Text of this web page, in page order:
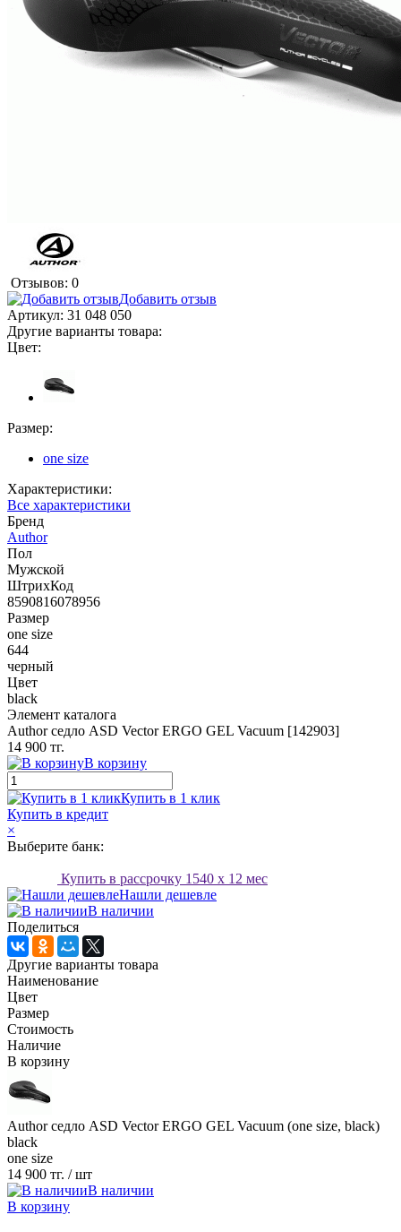
Отзывов: 0
Добавить отзыв
Артикул: 31 048 050
Другие варианты товара:
Цвет:
Размер:
one size
Характеристики:
Все характеристики
Бренд
Author
Пол
Мужской
ШтрихКод
8590816078956
Размер
one size
644
черный
Цвет
black
Элемент каталога
Author седло ASD Vector ERGO GEL Vacuum [142903]
14 900 тг.
В корзину
Купить в 1 клик
Купить в кредит
×
Выберите банк:
Купить в рассрочку 1540 x 12 мес
Нашли дешевле
В наличии
Поделиться
Другие варианты товара
Наименование
Цвет
Размер
Стоимость
Наличие
В корзину
Author седло ASD Vector ERGO GEL Vacuum (one size, black)
black
one size
14 900 тг. / шт
В наличии
В корзину